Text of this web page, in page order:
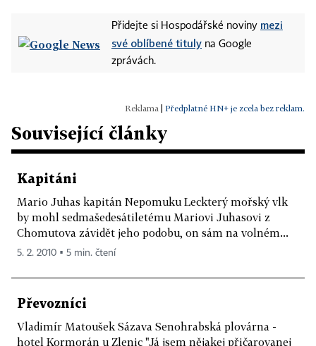
Přidejte si Hospodářské noviny mezi
své oblíbené tituly na Google
zprávách.
Předplatné HN+ je zcela bez reklam.
Související články
Kapitáni
Mario Juhas kapitán Nepomuku Leckterý mořský vlk
by mohl sedmašedesátiletému Mariovi Juhasovi z
Chomutova závidět jeho podobu, on sám na volném...
5. 2. 2010 ▪ 5 min. čtení
Převozníci
Vladimír Matoušek Sázava Senohrabská plovárna -
hotel Kormorán u Zlenic "Já jsem nějakej přičarovanej